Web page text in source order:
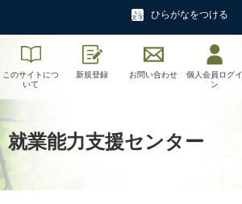
ひらがなをつける
このサイトにつ
いて
新規登録 お問い合わせ
個人会員ログイ
ン
就業能力支援センター